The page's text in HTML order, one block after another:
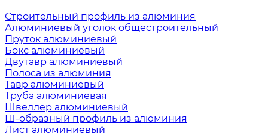
Строительный профиль из алюминия
Алюминиевый уголок общестроительный
Пруток алюминиевый
Бокс алюминиевый
Двутавр алюминиевый
Полоса из алюминия
Тавр алюминиевый
Труба алюминиевая
Швеллер алюминиевый
Ш-образный профиль из алюминия
Лист алюминиевый